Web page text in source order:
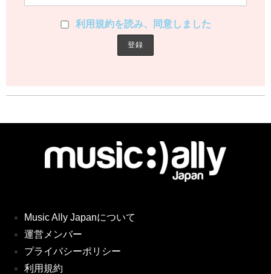
利用規約を読み、同意しました
Music Ally Japanについて
運営メンバー
プライバシーポリシー
利用規約